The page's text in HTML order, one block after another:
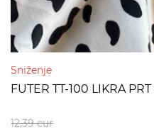
Sniženje
FUTER TT-100 LIKRA
12,39eur